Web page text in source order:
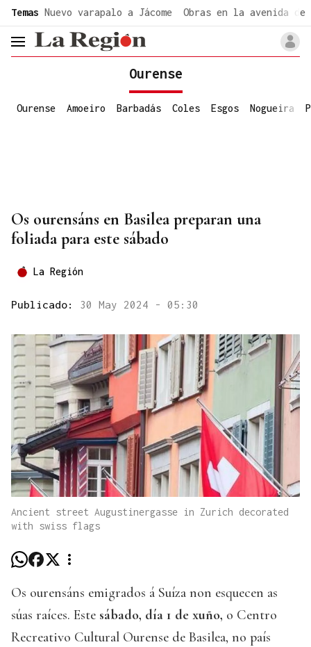
Temas Nuevo varapalo a Jácome Obras en la avenida de
header.menu.open
Ourense
Ourense Amoeiro Barbadás Coles Esgos Nogueira
Os ourensáns en Basilea preparan una
foliada para este sábado
La Región
Publicado: 30 May 2024 - 05:30
Ancient street Augustinergasse in Zurich decorated
with swiss flags
Os ourensáns emigrados á Suíza non esquecen as
súas raíces. Este sábado, día 1 de xuño, o Centro
Recreativo Cultural Ourense de Basilea, no país